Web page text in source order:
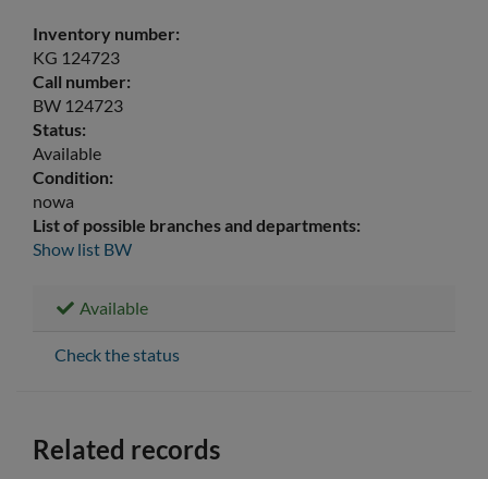
Inventory number:
KG 124723
Call number:
BW 124723
Status:
Available
Condition:
nowa
List of possible branches and departments:
Show list BW
Available
Check the status
Related records